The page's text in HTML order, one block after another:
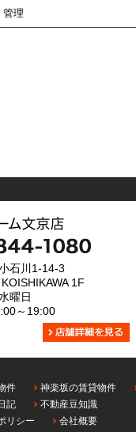
管理
石川1-14-3
1F
曜日
～19:00
件
神楽坂の賃貸物件
記
不動産豆知識
リシー 会社概要